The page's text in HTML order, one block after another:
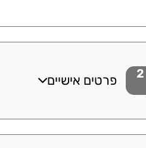
2 פרטים אישיים